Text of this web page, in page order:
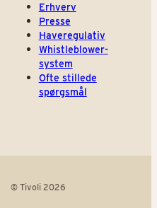
Erhverv
Presse
Haveregulativ
Whistleblower-
system
Ofte stillede
spørgsmål
© Tivoli 2026